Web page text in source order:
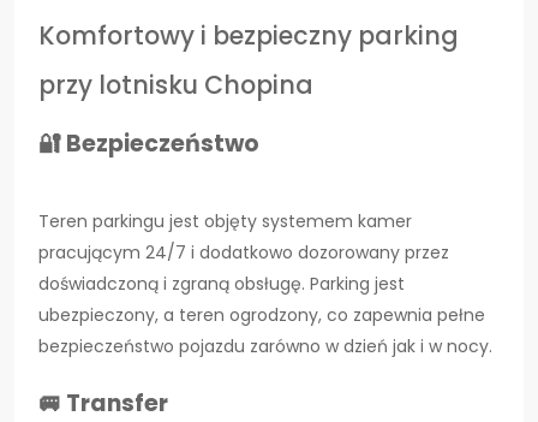
Komfortowy i bezpieczny parking
przy lotnisku Chopina
🔐 Bezpieczeństwo
Teren parkingu jest objęty systemem kamer
pracującym 24/7 i dodatkowo dozorowany przez
doświadczoną i zgraną obsługę. Parking jest
ubezpieczony, a teren ogrodzony, co zapewnia pełne
bezpieczeństwo pojazdu zarówno w dzień jak i w nocy.
🚐 Transfer